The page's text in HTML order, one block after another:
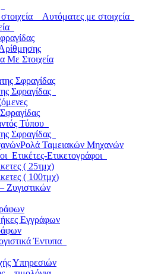
Αυτόματες με στοιχεία
Με Στοιχεία
Σφραγίδας
Σφραγίδας
Τύπου
Σφραγίδας
Ρολά Ταμειακών Μηχανών
Ετικέτες-Ετικετογράφοι
( 25τμχ)
( 100τμχ)
Ζυγιστικών
Εγγράφων
Έντυπα
Υπηρεσιών